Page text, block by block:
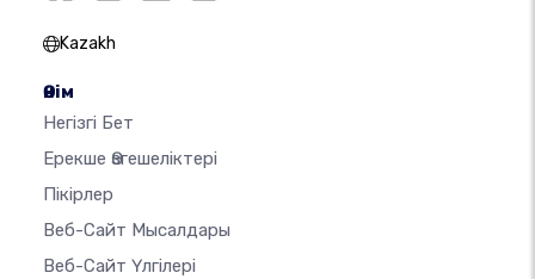
Kazakh
Өнім
Негізгі Бет
Ерекше Өзгешеліктері
Пікірлер
Веб-Сайт Мысалдары
Веб-Сайт Үлгілері